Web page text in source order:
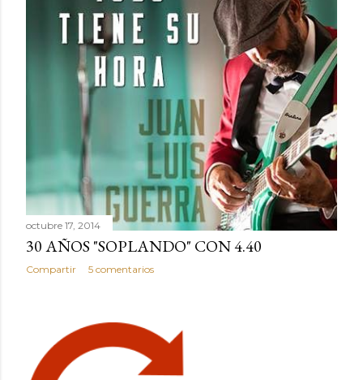
octubre 17, 2014
30 AÑOS "SOPLANDO" CON 4.40
Compartir 5 comentarios